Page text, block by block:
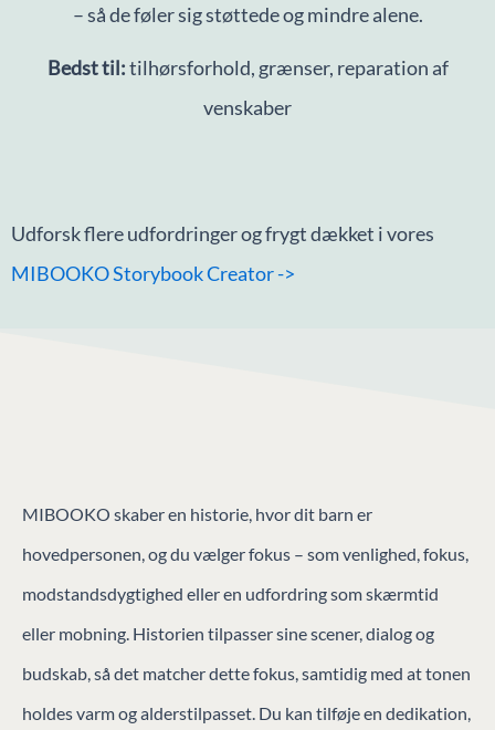
– så de føler sig støttede og mindre alene.
Bedst til:tilhørsforhold, grænser, reparation af
venskaber
Udforsk flere udfordringer og frygt dækket i vores
MIBOOKOStorybook Creator ->
MIBOOKO skaber en historie, hvor dit barn er
hovedpersonen, og du vælger fokus – som venlighed, fokus,
modstandsdygtighed eller en udfordring som skærmtid
eller mobning. Historien tilpasser sine scener, dialog og
budskab, så det matcher dette fokus, samtidig med at tonen
holdes varm og alderstilpasset. Du kan tilføje en dedikation,